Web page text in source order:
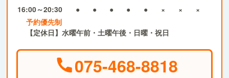
16:00～20:30
● ● ● ● ● × ×
×
予約優先制
【定休日】水曜午前・土曜午後・日曜・祝日
075-468-8818